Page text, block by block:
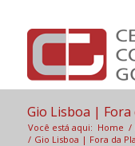
Gio Lisboa | Fora
Você está aqui: Home /
/ Gio Lisboa | Fora da